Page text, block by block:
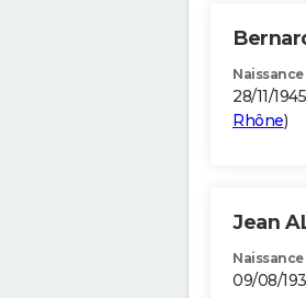
Naissance
28/11/
Rhône)
Jean
Naissance
09/08/